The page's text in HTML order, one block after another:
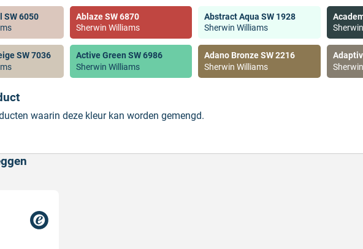
SW 6050
Ablaze SW 6870
Sherwin Williams
Abstract Aqua SW 1928
Sherwin Williams
SW 7036
Active Green SW 6986
Sherwin Williams
Adano Bronze SW 2216
Sherwin Williams
waarin deze kleur kan worden gemengd.